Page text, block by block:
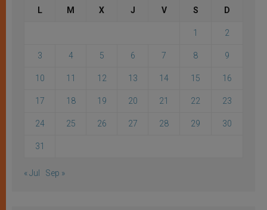
L M X J V S D
1 2
3 4 5 6 7 8 9
10 11 12 13 14 15 16
17 18 19 20 21 22 23
24 25 26 27 28 29 30
31
« Jul Sep »